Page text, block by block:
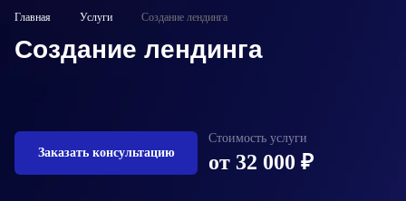
Главная Услуги Создание лендинга
Создание лендинга
Заказать консультацию
Стоимость услуги
от 32 000 ₽